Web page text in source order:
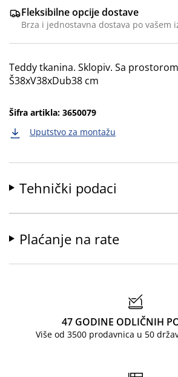
Fleksibilne opcije dostave
Brza i jednostavna dostava po vašem
Teddy tkanina. Sklopiv. Sa
Š38xV38xDub38 cm
Šifra artikla: 3650079
Uputstvo za montažu
Tehnički podaci
Plaćanje na rate
47 GODINE ODLIČNIH
Više od 3500 prodavnica u 50